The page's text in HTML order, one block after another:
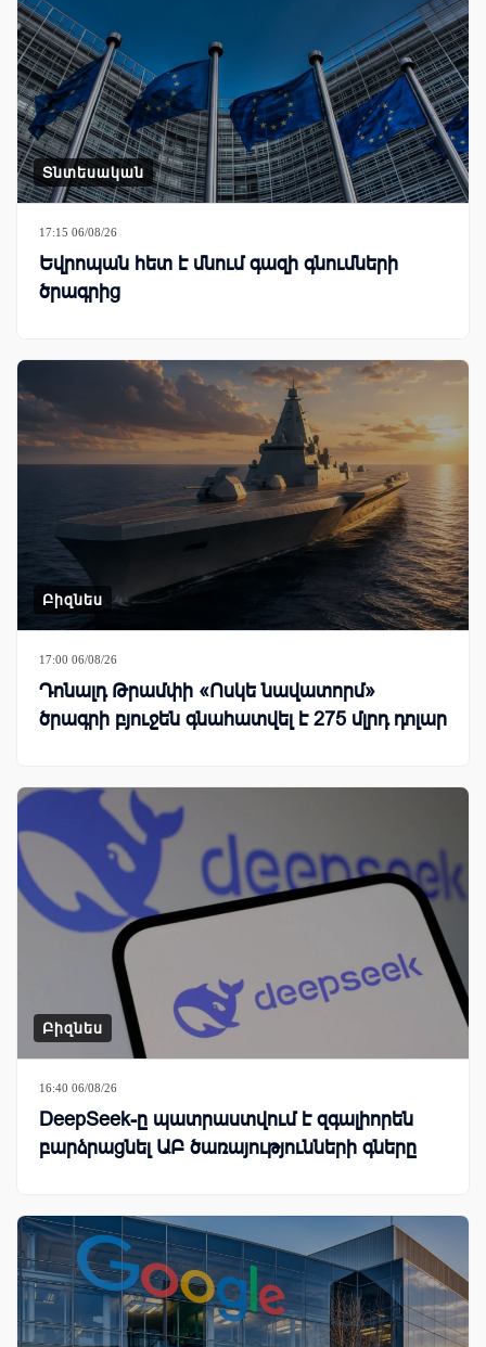
Տնտեսական
17:15 06/08/26
Եվրոպան հետ է մնում գազի գնումների
ծրագրից
Բիզնես
17:00 06/08/26
Դոնալդ Թրամփի «Ոսկե նավատորմ»
ծրագրի բյուջեն գնահատվել է 275 մլրդ դոլար
Բիզնես
16:40 06/08/26
DeepSeek-ը պատրաստվում է զգալիորեն
բարձրացնել ԱԲ ծառայությունների գները